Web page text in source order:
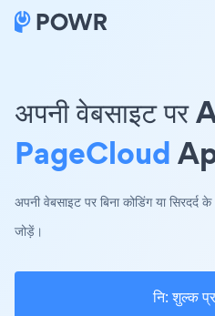
अपनी वेबसाइट
PageCloud
अपनी वेबसाइट पर बिना कोडिंग या
जोड़ें।
नि: शुल्क